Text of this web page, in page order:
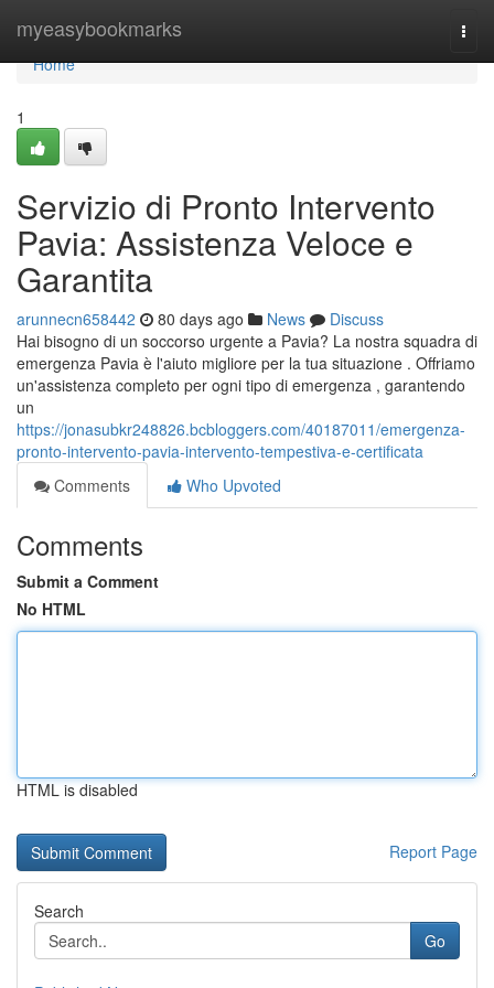
myeasybookmarks
Home
Home
1
Servizio di Pronto Intervento
Pavia: Assistenza Veloce e
Garantita
arunnecn658442 80 days ago News
Discuss
Hai bisogno di un soccorso urgente a Pavia? La nostra squadra di
emergenza Pavia è l'aiuto migliore per la tua situazione . Offriamo
un'assistenza completo per ogni tipo di emergenza , garantendo
un
https://jonasubkr248826.bcbloggers.com/40187011/emergenza-
pronto-intervento-pavia-intervento-tempestiva-e-certificata
Comments
Who Upvoted
Comments
Submit a Comment
No HTML
HTML is disabled
Report Page
Search
Go